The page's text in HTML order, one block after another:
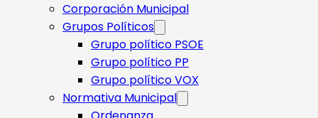
Corporación Municipal
Grupos Políticos
Grupo político PSOE
Grupo político PP
Grupo político VOX
Normativa Municipal